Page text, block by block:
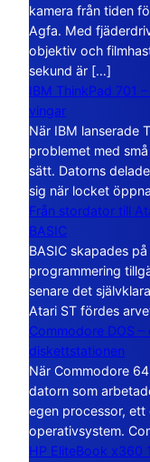
kamera från tiden
Agfa. Med
objektiv och
sekund är […]
IBM ThinkPad 701
vingar
När IBM lanserade
problemet med
sätt. Datorns
sig när locket
Från stordator till
BASIC
BASIC skapades
programmering
senare det
Atari ST fördes
Commodore DOS
diskettstationen
När Commodore
datorn som
egen processor,
operativsystem.
HP EliteBook x360